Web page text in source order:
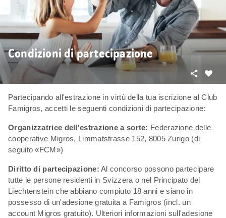
Condizioni di partecipazione
Condividi
Partecipando all'estrazione in virtù della tua iscrizione al Club
Famigros, accetti le seguenti condizioni di partecipazione:
Organizzatrice dell'estrazione a sorte: Federazione delle
cooperative Migros, Limmatstrasse 152, 8005 Zurigo (di
seguito «FCM»)
Diritto di partecipazione: Al concorso possono partecipare
tutte le persone residenti in Svizzera o nel Principato del
Liechtenstein che abbiano compiuto 18 anni e siano in
possesso di un'adesione gratuita a Famigros (incl. un
account Migros gratuito). Ulteriori informazioni sull'adesione